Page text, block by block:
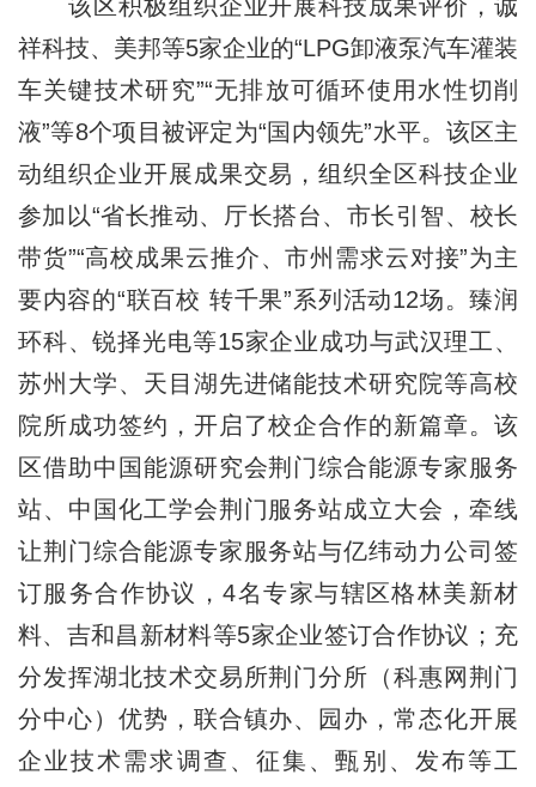
该区积极组织企业开展科技成果评价，诚
祥科技、美邦等5家企业的“LPG卸液泵汽车灌装
车关键技术研究”“无排放可循环使用水性切削
液”等8个项目被评定为“国内领先”水平。该区主
动组织企业开展成果交易，组织全区科技企业
参加以“省长推动、厅长搭台、市长引智、校长
带货”“高校成果云推介、市州需求云对接”为主
要内容的“联百校 转千果”系列活动12场。臻润
环科、锐择光电等15家企业成功与武汉理工、
苏州大学、天目湖先进储能技术研究院等高校
院所成功签约，开启了校企合作的新篇章。该
区借助中国能源研究会荆门综合能源专家服务
站、中国化工学会荆门服务站成立大会，牵线
让荆门综合能源专家服务站与亿纬动力公司签
订服务合作协议，4名专家与辖区格林美新材
料、吉和昌新材料等5家企业签订合作协议；充
分发挥湖北技术交易所荆门分所（科惠网荆门
分中心）优势，联合镇办、园办，常态化开展
企业技术需求调查、征集、甄别、发布等工